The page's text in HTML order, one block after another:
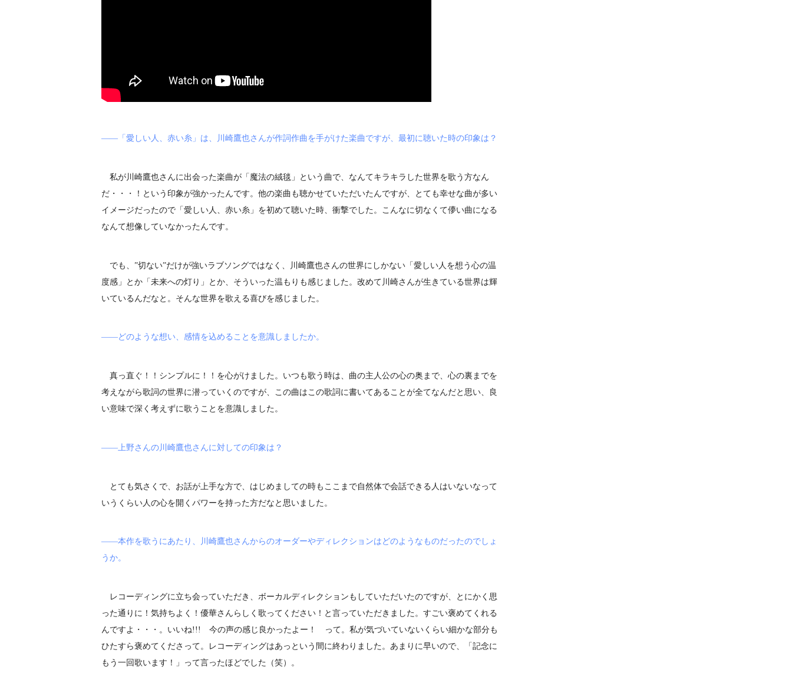
――「愛しい人、赤い糸」は、川崎鷹也さんが作詞作曲を手がけた楽曲ですが、最初に聴いた時の印象は？
私が川崎鷹也さんに出会った楽曲が「魔法の絨毯」という曲で、なんてキラキラした世界を歌う方なん
だ・・・！という印象が強かったんです。他の楽曲も聴かせていただいたんですが、とても幸せな曲が多い
イメージだったので「愛しい人、赤い糸」を初めて聴いた時、衝撃でした。こんなに切なくて儚い曲になる
なんて想像していなかったんです。
でも、”切ない”だけが強いラブソングではなく、川崎鷹也さんの世界にしかない「愛しい人を想う心の温
度感」とか「未来への灯り」とか、そういった温もりも感じました。改めて川崎さんが生きている世界は輝
いているんだなと。そんな世界を歌える喜びを感じました。
――どのような想い、感情を込めることを意識しましたか。
真っ直ぐ！！シンプルに！！を心がけました。いつも歌う時は、曲の主人公の心の奥まで、心の裏までを
考えながら歌詞の世界に潜っていくのですが、この曲はこの歌詞に書いてあることが全てなんだと思い、良
い意味で深く考えずに歌うことを意識しました。
――上野さんの川崎鷹也さんに対しての印象は？
とても気さくで、お話が上手な方で、はじめましての時もここまで自然体で会話できる人はいないなって
いうくらい人の心を開くパワーを持った方だなと思いました。
――本作を歌うにあたり、川崎鷹也さんからのオーダーやディレクションはどのようなものだったのでしょ
うか。
レコーディングに立ち会っていただき、ボーカルディレクションもしていただいたのですが、とにかく思
った通りに！気持ちよく！優華さんらしく歌ってください！と言っていただきました。すごい褒めてくれる
んですよ・・・。いいね!!! 今の声の感じ良かったよー！ って。私が気づいていないくらい細かな部分も
ひたすら褒めてくださって。レコーディングはあっという間に終わりました。あまりに早いので、「記念に
もう一回歌います！」って言ったほどでした（笑）。